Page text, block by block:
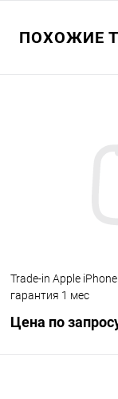
ПОХОЖИЕ
Trade-in Apple
гарантия 1 мес
Цена по